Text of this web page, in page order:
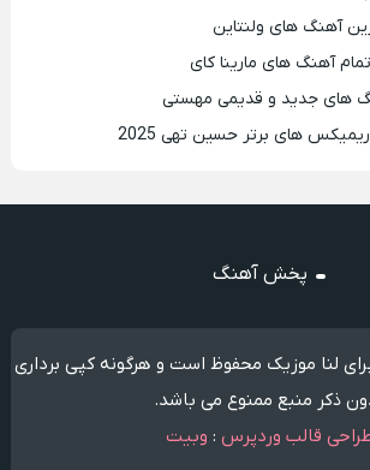
آهنگ های ولنتاین
آهنگ های مارینا کای
های جدید و قدیمی مهستی
های برتر حسین تهی 2025
پخش آهنگ
لنا موزیک محفوظ است و هرگونه کپی برداری
ذکر منبع ممنوع می باشد.
قالب وردپرس : وبیت